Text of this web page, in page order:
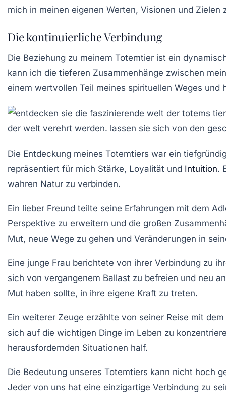
mich in meinen eigenen Werten, Visionen und Zielen
Die kontinuierliche Verbindung
Die Beziehung zu meinem Totemtier ist ein
kann ich die tieferen Zusammenhänge zwischen
einem wertvollen Teil meines spirituellen Weges
Die Entdeckung meines Totemtiers war ein
repräsentiert für mich Stärke, Loyalität und Intuition.
wahren Natur zu verbinden.
Ein lieber Freund teilte seine Erfahrungen mit dem
Perspektive zu erweitern und die großen
Mut, neue Wege zu gehen und Veränderungen in
Eine junge Frau berichtete von ihrer Verbindung zu
sich von vergangenem Ballast zu befreien und neu
Mut haben sollte, in ihre eigene Kraft zu treten.
Ein weiterer Zeuge erzählte von seiner Reise mit dem
sich auf die wichtigen Dinge im Leben zu
herausfordernden Situationen half.
Die Bedeutung unseres Totemtiers kann nicht hoch
Jeder von uns hat eine einzigartige Verbindung zu